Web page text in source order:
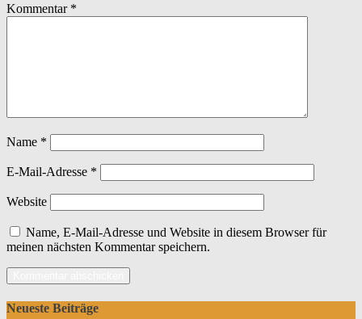
Kommentar *
Name *
E-Mail-Adresse *
Website
Name, E-Mail-Adresse und Website in diesem Browser für
meinen nächsten Kommentar speichern.
Neueste Beiträge